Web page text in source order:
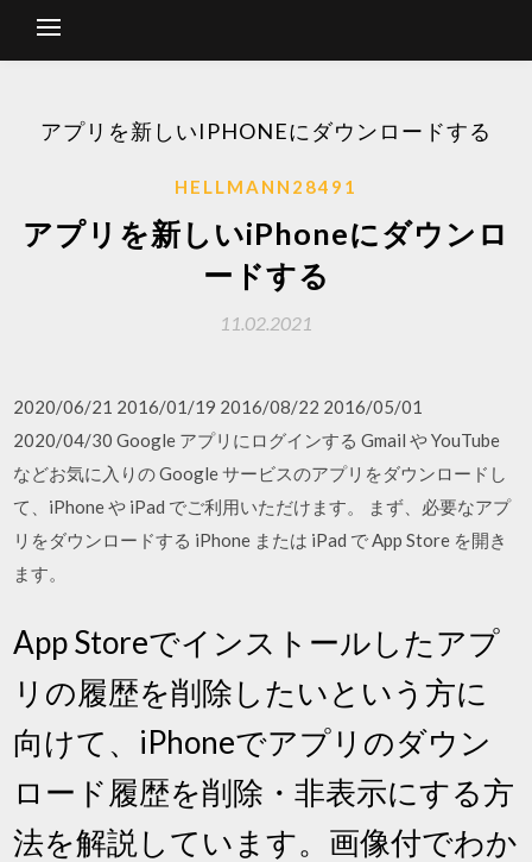
アプリを新しいIPHONEにダウンロードする
HELLMANN28491
アプリを新しいiPhoneにダウンロ
ードする
11.02.2021
2020/06/21 2016/01/19 2016/08/22 2016/05/01
2020/04/30 Google アプリにログインする Gmail や YouTube
などお気に入りの Google サービスのアプリをダウンロードし
て、iPhone や iPad でご利用いただけます。 まず、必要なアプ
リをダウンロードする iPhone または iPad で App Store を開き
ます。
App Storeでインストールしたアプ
リの履歴を削除したいという方に
向けて、iPhoneでアプリのダウン
ロード履歴を削除・非表示にする方
法を解説しています。画像付でわか